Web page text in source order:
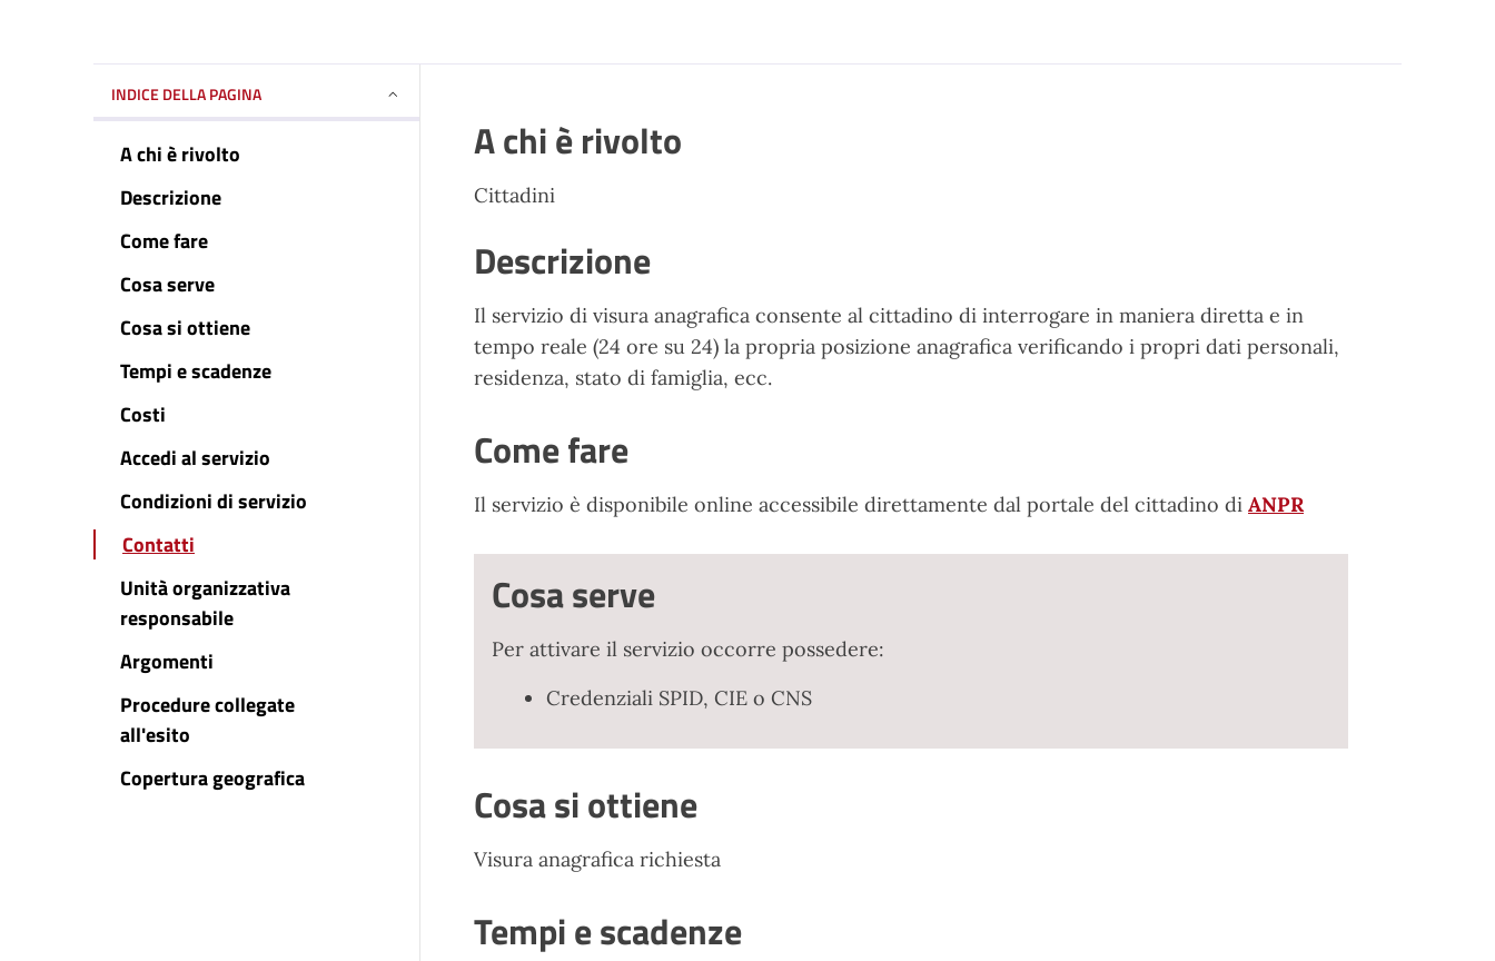
INDICE DELLA PAGINA
A chi è rivolto
Descrizione
Come fare
Cosa serve
Cosa si ottiene
Tempi e scadenze
Costi
Accedi al servizio
Condizioni di servizio
Contatti
Unità organizzativa
responsabile
Argomenti
Procedure collegate
all'esito
Copertura geografica
A chi è rivolto
Cittadini
Descrizione
Il servizio di visura anagrafica consente al cittadino di interrogare in maniera diretta e in
tempo reale (24 ore su 24) la propria posizione anagrafica verificando i propri dati personali,
residenza, stato di famiglia, ecc.
Come fare
Il servizio è disponibile online accessibile direttamente dal portale del cittadino di ANPR
Cosa serve
Per attivare il servizio occorre possedere:
Credenziali SPID, CIE o CNS
Cosa si ottiene
Visura anagrafica richiesta
Tempi e scadenze